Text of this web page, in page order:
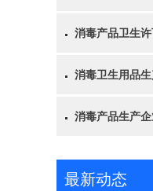
消毒产品卫生
消毒卫生用品
消毒产品生产
最新动态